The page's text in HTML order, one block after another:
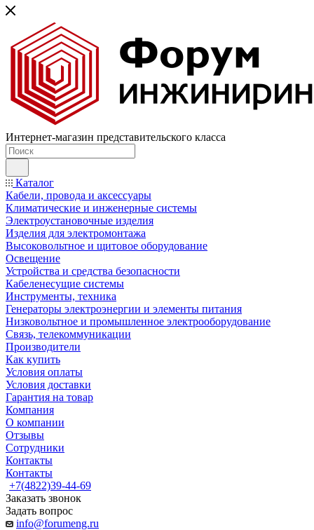
Интернет-магазин представительского класса
Каталог
Кабели, провода и аксессуары
Климатические и инженерные системы
Электроустановочные изделия
Изделия для электромонтажа
Высоковольтное и щитовое оборудование
Освещение
Устройства и средства безопасности
Кабеленесущие системы
Инструменты, техника
Генераторы электроэнергии и элементы питания
Низковольтное и промышленное электрооборудование
Связь, телекоммуникации
Производители
Как купить
Условия оплаты
Условия доставки
Гарантия на товар
Компания
О компании
Отзывы
Сотрудники
Контакты
Контакты
+7(4822)39-44-69
Заказать звонок
Задать вопрос
info@forumeng.ru